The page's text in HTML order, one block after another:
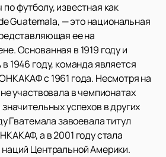
футболу, известная как
Guatemala, — это национальная
ее на
Основанная в 1919 году и
1946 году, команда является
с 1961 года. Несмотря на
участвовала в чемпионатах
успехов в других
Гватемала завоевала титул
а в 2001 году стала
Центральной Америки.